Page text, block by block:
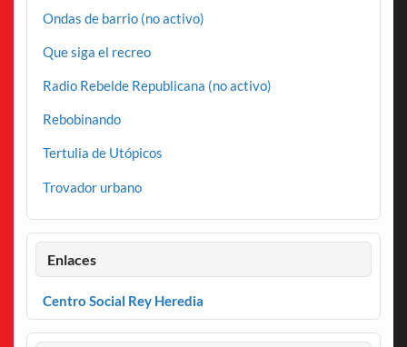
Ondas de barrio (no activo)
Que siga el recreo
Radio Rebelde Republicana (no activo)
Rebobinando
Tertulia de Utópicos
Trovador urbano
Enlaces
Centro Social Rey Heredia